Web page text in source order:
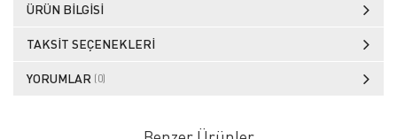
ÜRÜN BILGISI
TAKSIT SEÇENEKLERI
YORUMLAR (0)